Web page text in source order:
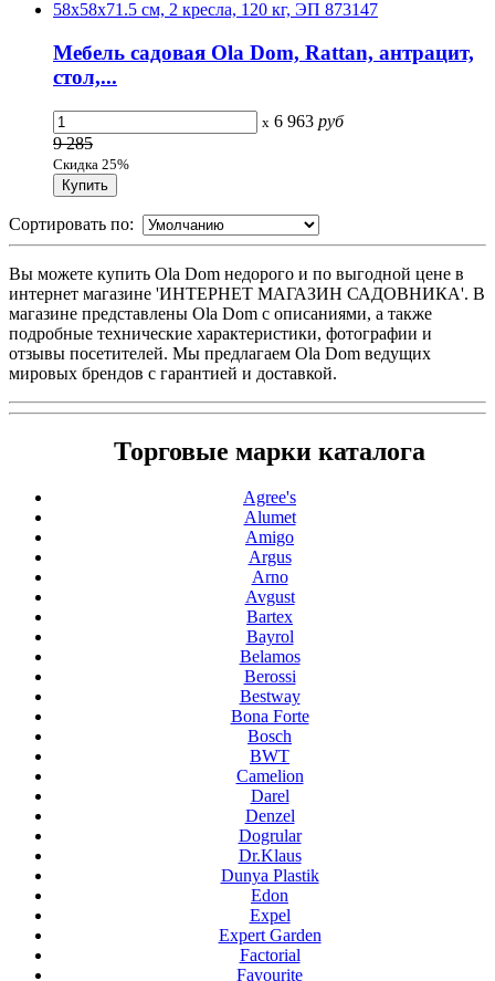
Мебель садовая Ola Dom, Rattan, антрацит,
стол,...
x 6 963 руб
9 285
Скидка 25%
Сортировать по:
Вы можете купить Ola Dom недорого и по выгодной цене в
интернет магазине 'ИНТЕРНЕТ МАГАЗИН САДОВНИКА'. В
магазине представлены Ola Dom с описаниями, а также
подробные технические характеристики, фотографии и
отзывы посетителей. Мы предлагаем Ola Dom ведущих
мировых брендов с гарантией и доставкой.
Торговые марки каталога
Agree's
Alumet
Amigo
Argus
Arno
Avgust
Bartex
Bayrol
Belamos
Berossi
Bestway
Bona Forte
Bosch
BWT
Camelion
Darel
Denzel
Dogrular
Dr.Klaus
Dunya Plastik
Edon
Expel
Expert Garden
Factorial
Favourite